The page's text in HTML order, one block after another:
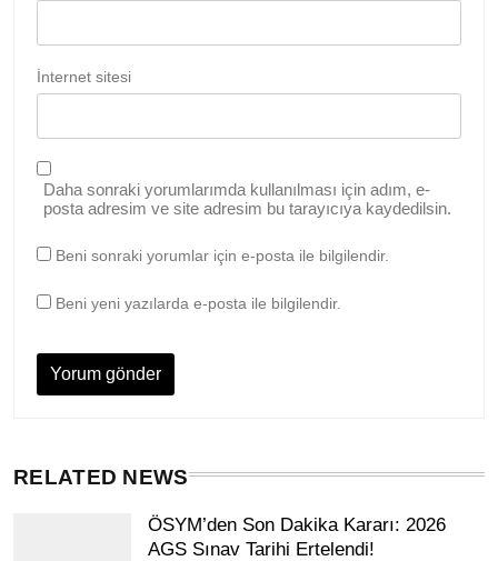
İnternet sitesi
Daha sonraki yorumlarımda kullanılması için adım, e-
posta adresim ve site adresim bu tarayıcıya kaydedilsin.
Beni sonraki yorumlar için e-posta ile bilgilendir.
Beni yeni yazılarda e-posta ile bilgilendir.
RELATED NEWS
ÖSYM’den Son Dakika Kararı: 2026
AGS Sınav Tarihi Ertelendi!